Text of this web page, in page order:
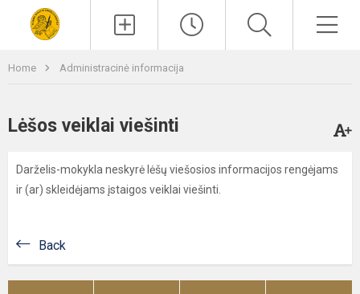
Home Administracinė informacija
Lėšos veiklai viešinti
Darželis-mokykla neskyrė lėšų viešosios informacijos rengėjams
ir (ar) skleidėjams įstaigos veiklai viešinti.
Back